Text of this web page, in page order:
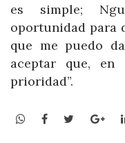
es simple;
oportunidad para
que me puedo
aceptar que,
prioridad”.
WhatsApp
Facebook
Twitter